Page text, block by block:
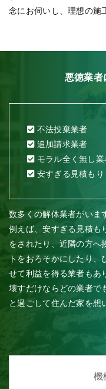
念にお伺いし、理想の施
悪徳業者
不法投棄業者
追加請求業者
モラル全く無し業
安すぎる見積もり
数多くの解体業者がいま
例えば、安すぎる見積も
をされたり、近隣の方へ
トをおろそかにしたり
せて利益を得る業者もあ
壊すだけならどの業者で
と過ごして住んだ家を想
機